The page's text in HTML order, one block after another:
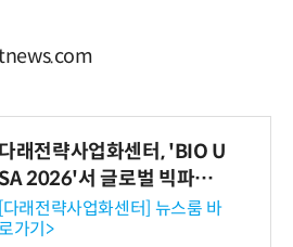
다래전략사업화센터, 'BIO U
SA 2026'서 글로벌 빅파마
와의 비즈니스 미팅 지원…K
이오 해외 진출 교두보 확
[다래전략사업화센터] 뉴스룸 바
가기>